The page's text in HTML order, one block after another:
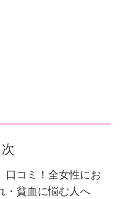
口コミ！全女性にお
・貧血に悩む人へ